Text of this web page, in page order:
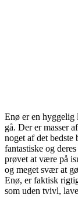
Enø er en hyggelig
gå. Der er masser
noget af det bedste
fantastiske og
prøvet at være på
og meget svær at
Enø, er faktisk
som uden tvivl,